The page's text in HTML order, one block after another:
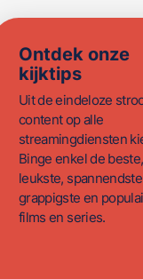
Ontdek onze
kijktips
Uit de eindeloze
content op alle
streamingdiensten
Binge enkel de beste,
leukste,
grappigste en
films en series.